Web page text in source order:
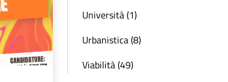
Università (1)
Urbanistica (8)
Viabilità (49)